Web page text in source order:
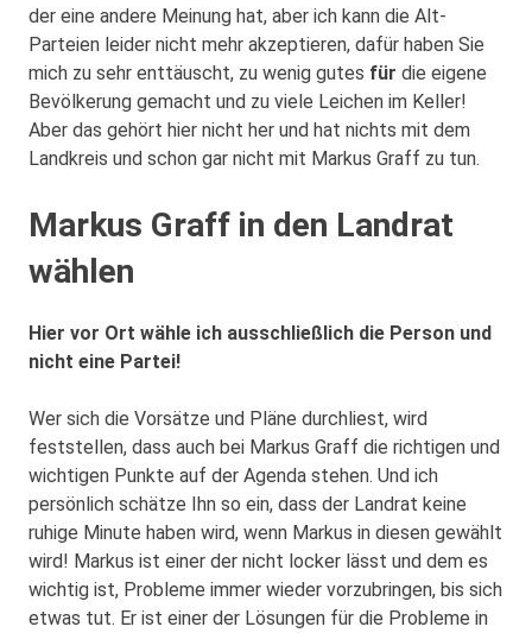
der eine andere Meinung hat, aber ich kann die Alt-
Parteien leider nicht mehr akzeptieren, dafür haben Sie
mich zu sehr enttäuscht, zu wenig gutes für die eigene
Bevölkerung gemacht und zu viele Leichen im Keller!
Aber das gehört hier nicht her und hat nichts mit dem
Landkreis und schon gar nicht mit Markus Graff zu tun.
Markus Graff in den Landrat
wählen
Hier vor Ort wähle ich ausschließlich die Person und
nicht eine Partei!
Wer sich die Vorsätze und Pläne durchliest, wird
feststellen, dass auch bei Markus Graff die richtigen und
wichtigen Punkte auf der Agenda stehen. Und ich
persönlich schätze Ihn so ein, dass der Landrat keine
ruhige Minute haben wird, wenn Markus in diesen gewählt
wird! Markus ist einer der nicht locker lässt und dem es
wichtig ist, Probleme immer wieder vorzubringen, bis sich
etwas tut. Er ist einer der Lösungen für die Probleme in